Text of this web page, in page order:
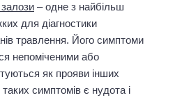
– одне з найбільш
для діагностики
травлення. Його симптоми
непоміченими або
як прояви інших
симптомів є нудота і